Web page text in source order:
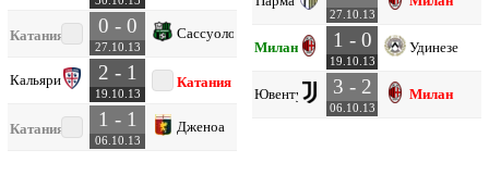
Катания 0 - 0
27.10.13
Сассуоло
Кальяри 2 - 1
19.10.13
Катания
Катания 1 - 1
06.10.13
Дженоа
27.10.13
Милан 1 - 0
19.10.13
Удинезе
Ювентус 3 - 2
06.10.13
Милан